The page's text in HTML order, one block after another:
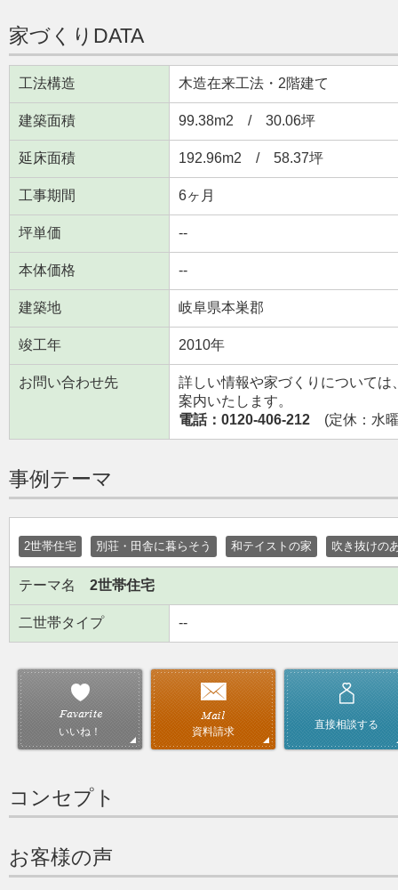
家づくりDATA
工法構造 木造在来工法・2階建て
建築面積 99.38m2 / 30.06坪
延床面積 192.96m2 / 58.37坪
工事期間 6ヶ月
坪単価 --
本体価格 --
建築地 岐阜県本巣郡
竣工年 2010年
お問い合わせ先
詳しい情報や家づくりについて
案内いたします。
電話：0120-406-212 (定休：水
事例テーマ
2世帯住宅 別荘・田舎に暮らそう 和テイストの家 吹き抜けの
テーマ名 2世帯住宅
二世帯タイプ --
いいね！ 資料請求
直接相談する
コンセプト
お客様の声